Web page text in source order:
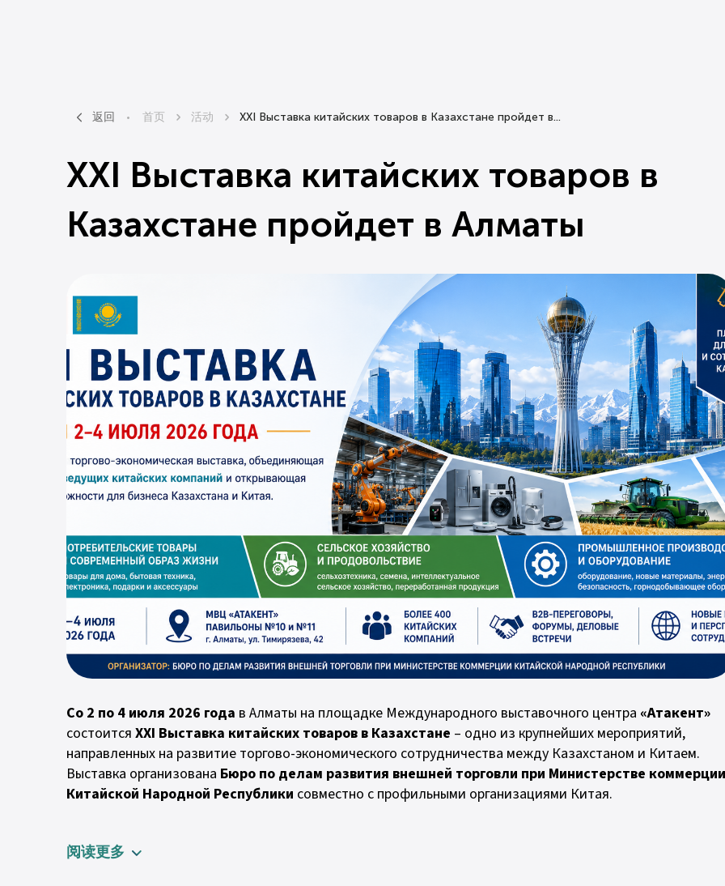
返回 首页 活动 XXI Выставка китайских товаров в Казахстане пройдет в...
XXI Выставка китайских товаров в
Казахстане пройдет в Алматы
Со 2 по 4 июля 2026 года в Алматы на площадке Международного выставочного центра «Атакент»
состоится XXI Выставка китайских товаров в Казахстане – одно из крупнейших мероприятий,
направленных на развитие торгово-экономического сотрудничества между Казахстаном и Китаем.
Выставка организована Бюро по делам развития внешней торговли при Министерстве коммерции
Китайской Народной Республики совместно с профильными организациями Китая.
阅读更多